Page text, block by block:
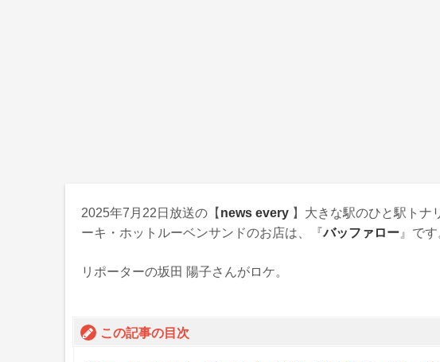
2025年7月22日 放送の【 news every 】大きな駅のひと駅トナ
ーキ・ホットルーベンサンドのお店は、『バッファロー 』です
リポーターの坂田 陽子さんがロケ。
この記事の目次